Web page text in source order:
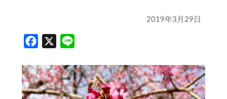
2019年3月29日
Facebook